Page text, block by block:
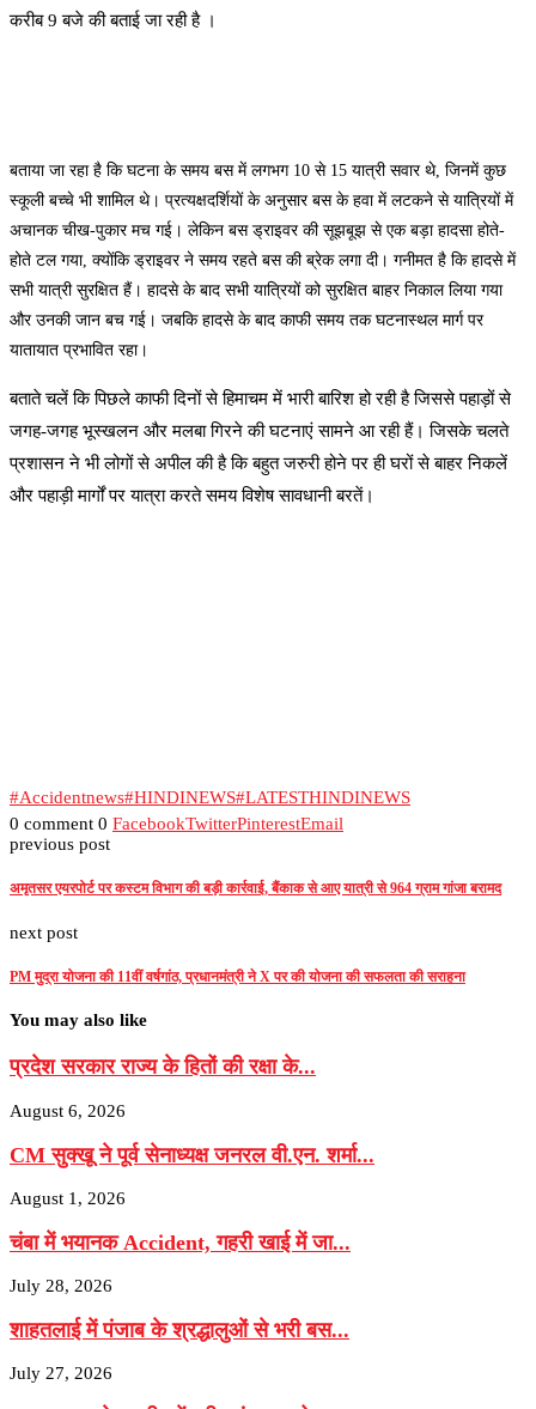
करीब 9 बजे की बताई जा रही है ।
बताया जा रहा है कि घटना के समय बस में लगभग 10 से 15 यात्री सवार थे, जिनमें कुछ
स्कूली बच्चे भी शामिल थे। प्रत्यक्षदर्शियों के अनुसार बस के हवा में लटकने से यात्रियों में
अचानक चीख-पुकार मच गई। लेकिन बस ड्राइवर की सूझबूझ से एक बड़ा हादसा होते-
होते टल गया, क्योंकि ड्राइवर ने समय रहते बस की ब्रेक लगा दी। गनीमत है कि हादसे में
सभी यात्री सुरक्षित हैं। हादसे के बाद सभी यात्रियों को सुरक्षित बाहर निकाल लिया गया
और उनकी जान बच गई। जबकि हादसे के बाद काफी समय तक घटनास्थल मार्ग पर
यातायात प्रभावित रहा।
बताते चलें कि पिछले काफी दिनों से हिमाचम में भारी बारिश हो रही है जिससे पहाड़ों से
जगह-जगह भूस्खलन और मलबा गिरने की घटनाएं सामने आ रही हैं। जिसके चलते
प्रशासन ने भी लोगों से अपील की है कि बहुत जरुरी होने पर ही घरों से बाहर निकलें
और पहाड़ी मार्गों पर यात्रा करते समय विशेष सावधानी बरतें।
#Accidentnews#HINDINEWS#LATESTHINDINEWS
0 comment 0 FacebookTwitterPinterestEmail
previous post
अमृतसर एयरपोर्ट पर कस्टम विभाग की बड़ी कार्रवाई, बैंकाक से आए यात्री से 964 ग्राम गांजा बरामद
next post
PM मुद्रा योजना की 11वीं वर्षगांठ, प्रधानमंत्री ने X पर की योजना की सफलता की सराहना
You may also like
प्रदेश सरकार राज्य के हितों की रक्षा के...
August 6, 2026
CM सुक्खू ने पूर्व सेनाध्यक्ष जनरल वी.एन. शर्मा...
August 1, 2026
चंबा में भयानक Accident, गहरी खाई में जा...
July 28, 2026
शाहतलाई में पंजाब के श्रद्धालुओं से भरी बस...
July 27, 2026